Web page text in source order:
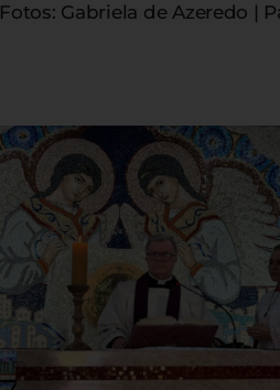
Fotos: Gabriela de Azeredo |